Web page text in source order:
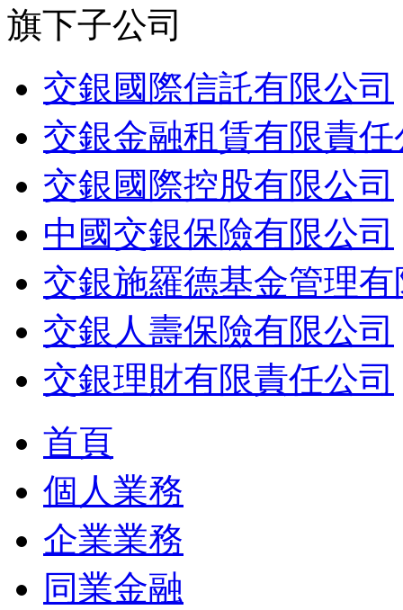
旗下子公司
交銀國際信託有限公司
交銀金融租賃有限責任
交銀國際控股有限公司
中國交銀保險有限公司
交銀施羅德基金管理
交銀人壽保險有限公司
交銀理財有限責任公司
首頁
個人業務
企業業務
同業金融